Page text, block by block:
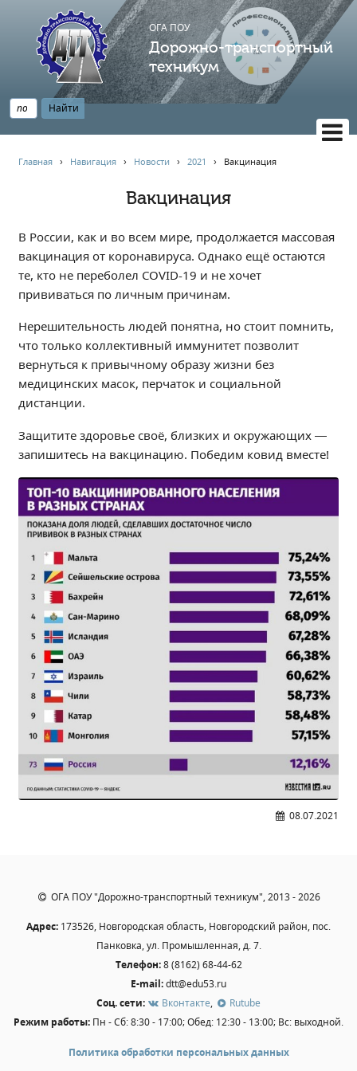
ОГА ПОУ
Дорожно-транспортный
техникум
Профессионалитет
АБИТУРИЕНТУ
Опрос по качеству образования
Новости
Наблюдательный совет
Информация
Независимая оценка качества
Профориентация
Контакты
Региональный центр по профилактике ДДТТ
Учебно-производственный комплекс
Центр карьеры
Противодействие коррупции
Всероссийское чемпионатное движение
Региональная инновационная площадка
СВЕДЕНИЯ ОБ ОБРАЗОВАТЕЛЬНОЙ ОРГАНИЗАЦИИ
Основные сведения
Структура и органы управления образовательной
организацией
Документы
Образование
Образовательные стандарты и требования
Руководство
Педагогический состав
Платные образовательные услуги
Финансово-хозяйственная деятельность
Вакантные места для приёма (перевода)
Международное сотрудничество
организации
УЧЕБНАЯ РАБОТА
Главная › Навигация › Новости ›2021 › Вакцинация
Вакцинация
В России, как и во всем мире, продолжается массовая
вакцинация от коронавируса. Однако ещё остаются
те, кто не переболел COVID-19 и не хочет
прививаться по личным причинам.
Нерешительность людей понятна, но стоит помнить,
что только коллективный иммунитет позволит
вернуться к привычному образу жизни без
медицинских масок, перчаток и социальной
дистанции.
Защитите здоровье своё, близких и окружающих —
запишитесь на вакцинацию. Победим ковид вместе!
08.07.2021
ОГА ПОУ "Дорожно-транспортный техникум", 2013 - 2026
Адрес: 173526, Новгородская область, Новгородский район, пос.
Панковка, ул. Промышленная, д. 7.
Телефон:8 (8162) 68-44-62
E-mail:dtt@edu53.ru
Соц. сети:
Вконтакте,
Rutube
Режим работы: Пн - Сб: 8:30 - 17:00; Обед: 12:30 - 13:00; Вс: выходной.
Политика обработки персональных данных